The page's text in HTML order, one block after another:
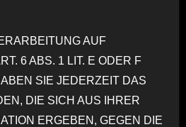
AUF
6 ABS. 1 LIT. E ODER F
SIE JEDERZEIT DAS
DIE SICH AUS IHRER
ERGEBEN, GEGEN DIE